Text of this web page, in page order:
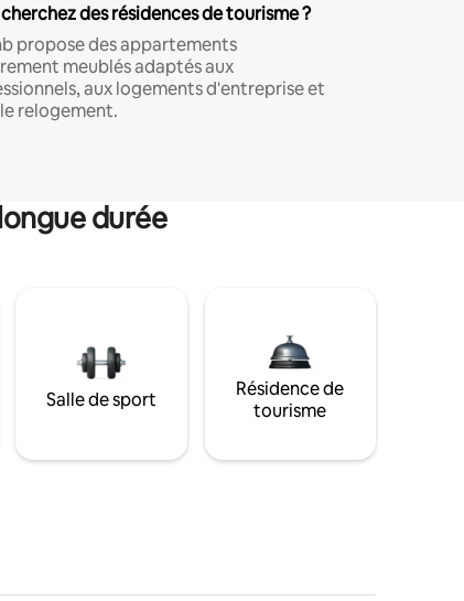
des résidences de tourisme ?
propose des appartements
meublés adaptés aux
aux logements d'entreprise et
relogement.
durée
Salle de sport
Résidence de
tourisme